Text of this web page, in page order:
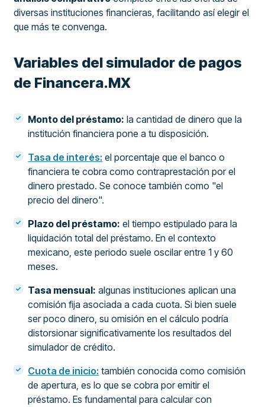
diversas instituciones financieras, facilitando así elegir el
que más te convenga.
Variables del simulador de pagos
de Financera.MX
Monto del préstamo: la cantidad de dinero que la
institución financiera pone a tu disposición.
Tasa de interés: el porcentaje que el banco o
financiera te cobra como contraprestación por el
dinero prestado. Se conoce también como "el
precio del dinero".
Plazo del préstamo: el tiempo estipulado para la
liquidación total del préstamo. En el contexto
mexicano, este periodo suele oscilar entre 1 y 60
meses.
Tasa mensual: algunas instituciones aplican una
comisión fija asociada a cada cuota. Si bien suele
ser poco dinero, su omisión en el cálculo podría
distorsionar significativamente los resultados del
simulador de crédito.
Cuota de inicio: también conocida como comisión
de apertura, es lo que se cobra por emitir el
préstamo. Es fundamental para calcular con